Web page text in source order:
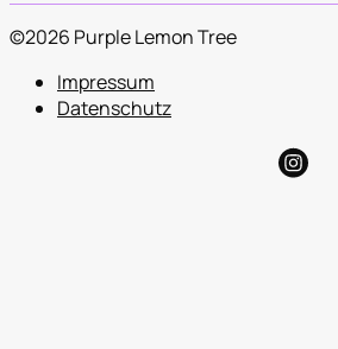
©2026 Purple Lemon Tree
Impressum
Datenschutz